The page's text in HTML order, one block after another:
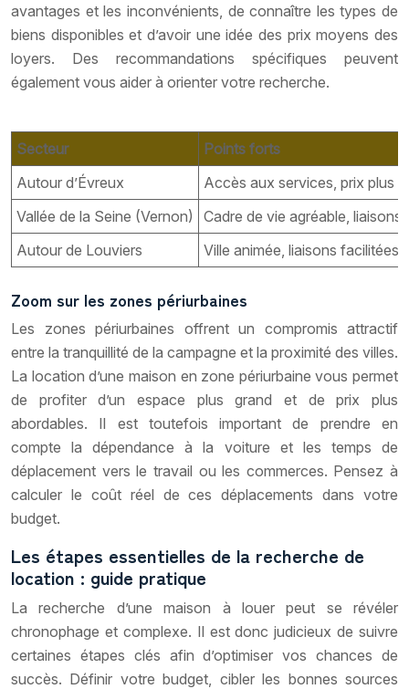
avantages et les inconvénients, de connaître les types de
biens disponibles et d’avoir une idée des prix moyens des
loyers. Des recommandations spécifiques peuvent
également vous aider à orienter votre recherche.
Secteur
Points forts
Autour d’Évreux
Accès aux services, prix plus
Vallée de la Seine (Vernon)
Cadre de vie agréable, liaisons
Autour de Louviers
Ville animée, liaisons facilitées
Zoom sur les zones périurbaines
Les zones périurbaines offrent un compromis attractif
entre la tranquillité de la campagne et la proximité des villes.
La location d’une maison en zone périurbaine vous permet
de profiter d’un espace plus grand et de prix plus
abordables. Il est toutefois important de prendre en
compte la dépendance à la voiture et les temps de
déplacement vers le travail ou les commerces. Pensez à
calculer le coût réel de ces déplacements dans votre
budget.
Les étapes essentielles de la recherche de
location : guide pratique
La recherche d’une maison à louer peut se révéler
chronophage et complexe. Il est donc judicieux de suivre
certaines étapes clés afin d’optimiser vos chances de
succès. Définir votre budget, cibler les bonnes sources